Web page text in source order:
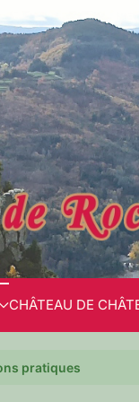
CHÂTEAU DE
pratiques